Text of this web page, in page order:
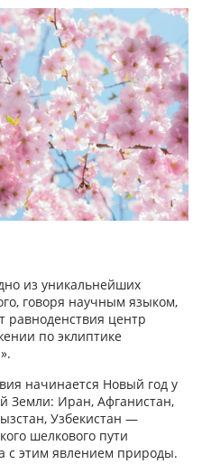
из уникальнейших
говоря научным языком,
равноденствия центр
по эклиптике
начинается Новый год у
Земли: Иран, Афганистан,
Узбекистан —
шелкового пути
с этим явлением природы.